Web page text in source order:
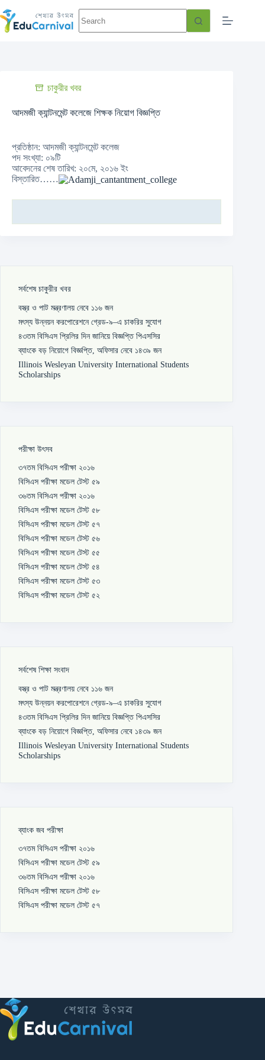
চাকুরীর খবর
আদমজী ক্যান্টনমেন্ট কলেজে শিক্ষক নিয়োগ বিজ্ঞপ্তি
প্রতিষ্ঠান: আদমজী ক্যান্টনমেন্ট কলেজ
পদ সংখ্যা: ০৯টি
আবেদনের শেষ তারিখ: ২০মে, ২০১৬ ইং
বিস্তারিত……
সর্বশেষ চাকুরীর খবর
বস্ত্র ও পাট মন্ত্রণালয় নেবে ১১৬ জন
মৎস্য উন্নয়ন করপোরেশনে গ্রেড-৯–এ চাকরির সুযোগ
৪৩তম বিসিএস প্রিলির দিন জানিয়ে বিজ্ঞপ্তি পিএসসির
ব্যাংকে বড় নিয়োগে বিজ্ঞপ্তি, অফিসার নেবে ১৪৩৯ জন
Illinois Wesleyan University International Students
Scholarships
পরীক্ষা উৎসব
৩৭তম বিসিএস পরীক্ষা ২০১৬
বিসিএস পরীক্ষা মডেল টেস্ট ৫৯
৩৬তম বিসিএস পরীক্ষা ২০১৬
বিসিএস পরীক্ষা মডেল টেস্ট ৫৮
বিসিএস পরীক্ষা মডেল টেস্ট ৫৭
বিসিএস পরীক্ষা মডেল টেস্ট ৫৬
বিসিএস পরীক্ষা মডেল টেস্ট ৫৫
বিসিএস পরীক্ষা মডেল টেস্ট ৫৪
বিসিএস পরীক্ষা মডেল টেস্ট ৫৩
বিসিএস পরীক্ষা মডেল টেস্ট ৫২
সর্বশেষ শিক্ষা সংবাদ
বস্ত্র ও পাট মন্ত্রণালয় নেবে ১১৬ জন
মৎস্য উন্নয়ন করপোরেশনে গ্রেড-৯–এ চাকরির সুযোগ
৪৩তম বিসিএস প্রিলির দিন জানিয়ে বিজ্ঞপ্তি পিএসসির
ব্যাংকে বড় নিয়োগে বিজ্ঞপ্তি, অফিসার নেবে ১৪৩৯ জন
Illinois Wesleyan University International Students
Scholarships
ব্যাংক জব পরীক্ষা
৩৭তম বিসিএস পরীক্ষা ২০১৬
বিসিএস পরীক্ষা মডেল টেস্ট ৫৯
৩৬তম বিসিএস পরীক্ষা ২০১৬
বিসিএস পরীক্ষা মডেল টেস্ট ৫৮
বিসিএস পরীক্ষা মডেল টেস্ট ৫৭